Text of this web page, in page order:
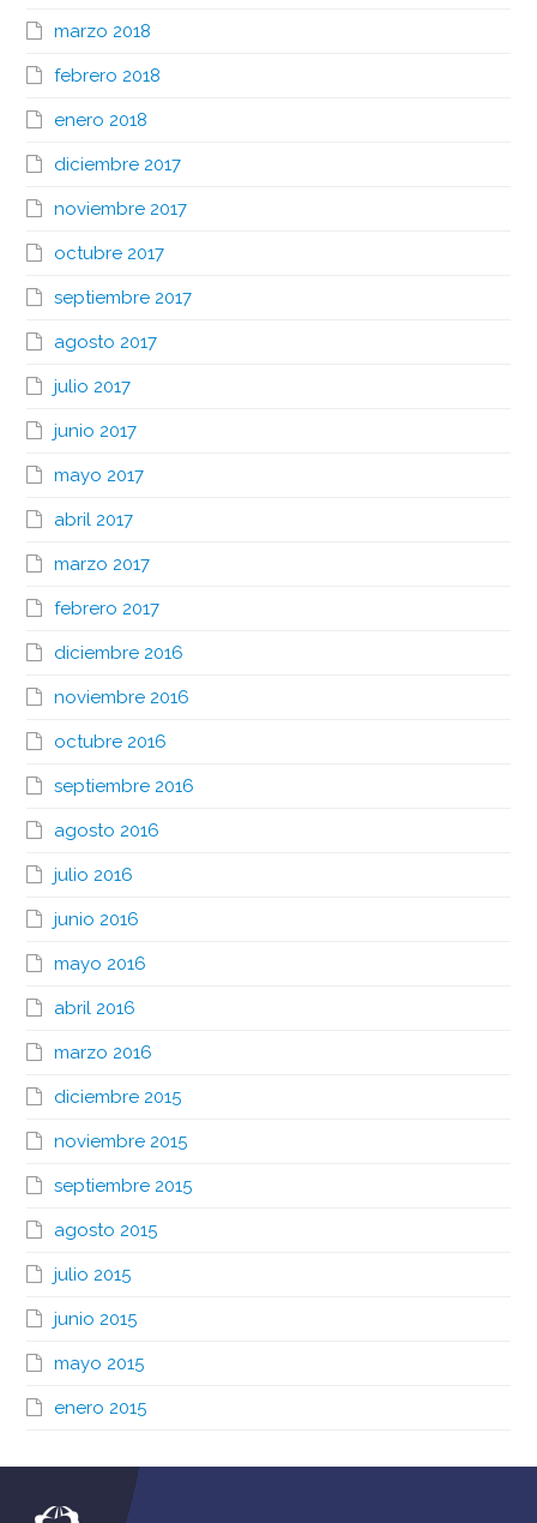
marzo 2018
febrero 2018
enero 2018
diciembre 2017
noviembre 2017
octubre 2017
septiembre 2017
agosto 2017
julio 2017
junio 2017
mayo 2017
abril 2017
marzo 2017
febrero 2017
diciembre 2016
noviembre 2016
octubre 2016
septiembre 2016
agosto 2016
julio 2016
junio 2016
mayo 2016
abril 2016
marzo 2016
diciembre 2015
noviembre 2015
septiembre 2015
agosto 2015
julio 2015
junio 2015
mayo 2015
enero 2015